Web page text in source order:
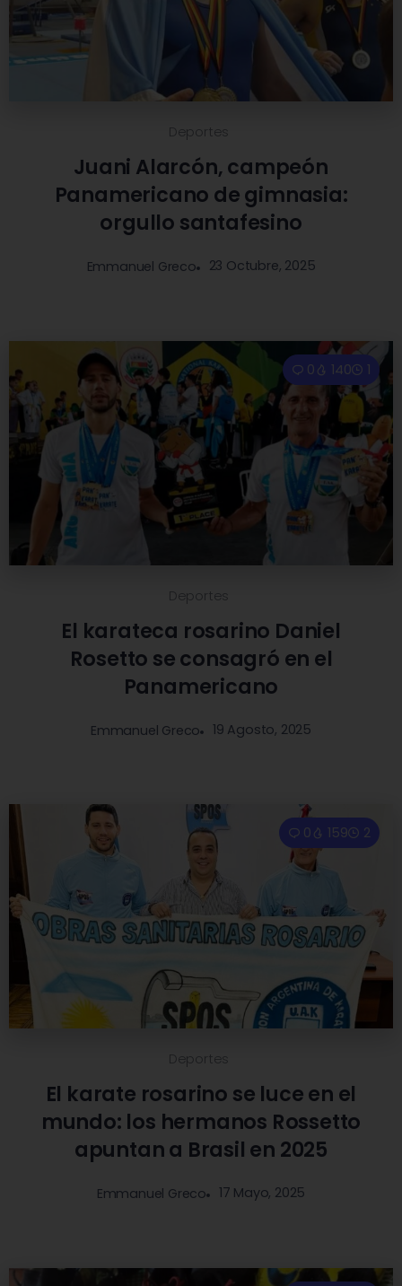
Deportes
Juani Alarcón, campeón
Panamericano de gimnasia:
orgullo santafesino
Emmanuel Greco 23 Octubre, 2025
0 140 1
Deportes
El karateca rosarino Daniel
Rosetto se consagró en el
Panamericano
Emmanuel Greco 19 Agosto, 2025
0 159 2
Deportes
El karate rosarino se luce en el
mundo: los hermanos Rossetto
apuntan a Brasil en 2025
Emmanuel Greco 17 Mayo, 2025